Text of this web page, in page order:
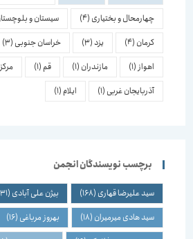
چهارمحال و بختیاری(4) سیستان و بلوچستان(4)
کرمان(4)
(3) خراسان جنوبی(3)
اهواز(1) مازندران(1)
(1) مرکزی(1)
آذربایجان غربی(1) ایلام(1)
برچسب نویسندگان انجمن
سید علیرضا قهاری(168) بیژن علی آبادی(31)
سید هادی میرمیران(18) بهروز مرباغی(16)